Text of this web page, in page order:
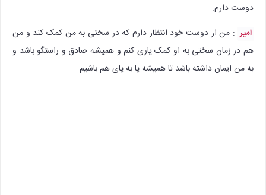
دوست دارم.
امیر : من از دوست خود انتظار دارم که در سختی به من کمک کند و من
هم در زمان سختی به او کمک یاری کنم و همیشه صادق و راستگو باشد و
به من ایمان داشته باشد تا همیشه پا به پای هم باشیم.